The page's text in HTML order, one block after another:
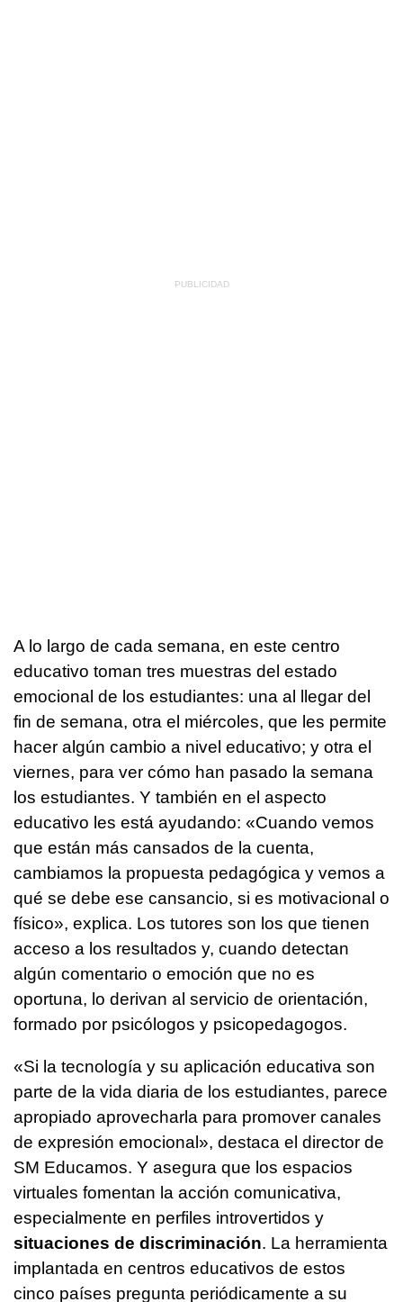
A lo largo de cada semana, en este centro
educativo toman tres muestras del estado
emocional de los estudiantes: una al llegar del
fin de semana, otra el miércoles, que les permite
hacer algún cambio a nivel educativo; y otra el
viernes, para ver cómo han pasado la semana
los estudiantes. Y también en el aspecto
educativo les está ayudando: «Cuando vemos
que están más cansados de la cuenta,
cambiamos la propuesta pedagógica y vemos a
qué se debe ese cansancio, si es motivacional o
físico», explica. Los tutores son los que tienen
acceso a los resultados y, cuando detectan
algún comentario o emoción que no es
oportuna, lo derivan al servicio de orientación,
formado por psicólogos y psicopedagogos.
«Si la tecnología y su aplicación educativa son
parte de la vida diaria de los estudiantes, parece
apropiado aprovecharla para promover canales
de expresión emocional», destaca el director de
SM Educamos. Y asegura que los espacios
virtuales fomentan la acción comunicativa,
especialmente en perfiles introvertidos y
situaciones de discriminación. La herramienta
implantada en centros educativos de estos
cinco países pregunta periódicamente a su